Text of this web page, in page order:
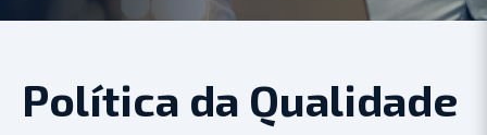
Política da Qualidade